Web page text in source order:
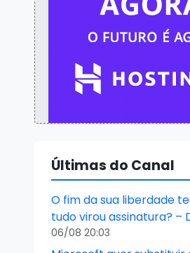
Últimas do Canal
O fim da sua liberdade
tudo virou assinatura? –
06/08 20:03